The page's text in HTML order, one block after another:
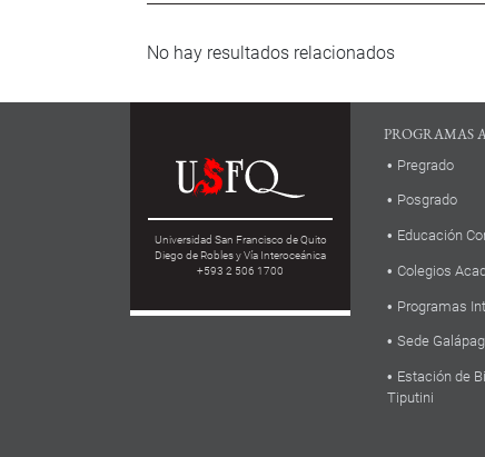
No hay resultados relacionados
Universidad San Francisco de Quito
Diego de Robles y Vía Interoceánica
+593 2 506 1700
PROGRAMAS
Pregrado
Posgrado
Educación
Colegios
Programas
Sede
Estación de
Tiputini